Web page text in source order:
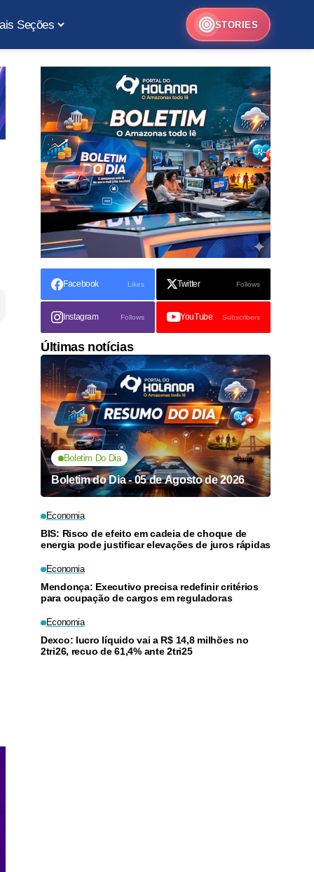
Seções STORIES
Facebook Likes Twitter Follows
Instagram Follows YouTube Subscribers
Últimas notícias
Boletim Do Dia
Boletim do Dia - 05 de Agosto de 2026
Economia
BIS: Risco de efeito em cadeia de choque de
energia pode justificar elevações de juros rápidas
Economia
Mendonça: Executivo precisa redefinir critérios
para ocupação de cargos em reguladoras
Economia
Dexco: lucro líquido vai a R$ 14,8 milhões no
2tri26, recuo de 61,4% ante 2tri25